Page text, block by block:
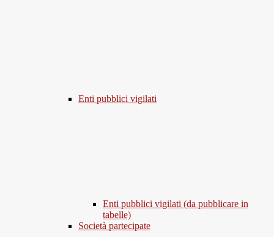
Enti pubblici vigilati
Enti pubblici vigilati (da pubblicare in
tabelle)
Società partecipate